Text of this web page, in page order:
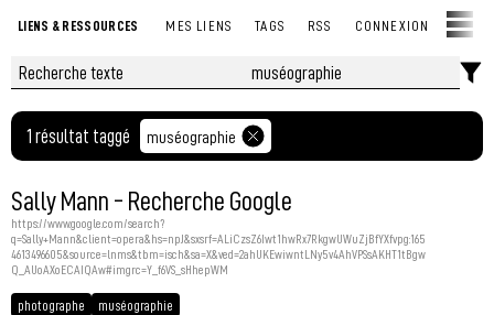
LIENS & RESSOURCES MES LIENS TAGS RSS CONNEXION
1 résultat taggé muséographie
Sally Mann - Recherche Google
https://www.google.com/search?
q=Sally+Mann&client=opera&hs=npJ&sxsrf=ALiCzsZ6Iwt1hwRx7RkgwUWuZjBfYXfvpg:165
4613496605&source=lnms&tbm=isch&sa=X&ved=2ahUKEwiwntLNy5v4AhVPSsAKHT1tBgw
Q_AUoAXoECAIQAw#imgrc=Y_f6VS_sHhepWM
photographe muséographie